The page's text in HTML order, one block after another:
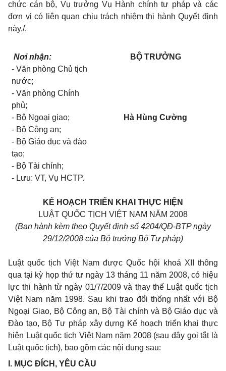
chức cán bộ, Vụ trưởng Vụ Hành chính tư pháp và các
đơn vị có liên quan chịu trách nhiệm thi hành Quyết định
này./.
Nơi nhận:
- Văn phòng Chủ tịch
nước;
- Văn phòng Chính
phủ;
- Bộ Ngoại giao;
- Bộ Công an;
- Bộ Giáo dục và đào
tạo;
- Bộ Tài chính;
- Lưu: VT, Vụ HCTP.
BỘ TRƯỞNG
Hà Hùng Cường
KẾ HOẠCH TRIỂN KHAI THỰC HIỆN
LUẬT QUỐC TỊCH VIỆT NAM NĂM 2008
(Ban hành kèm theo Quyết định số 4204/QĐ-BTP ngày
29/12/2008 của Bộ trưởng Bộ Tư pháp)
Luật quốc tịch Việt Nam được Quốc hội khoá XII thông
qua tại kỳ họp thứ tư ngày 13 tháng 11 năm 2008, có hiệu
lực thi hành từ ngày 01/7/2009 và thay thế Luật quốc tịch
Việt Nam năm 1998. Sau khi trao đổi thống nhất với Bộ
Ngoại Giao, Bộ Công an, Bộ Tài chính và Bộ Giáo dục và
Đào tạo, Bộ Tư pháp xây dựng Kế hoạch triển khai thực
hiện Luật quốc tịch Việt Nam năm 2008 (sau đây gọi tắt là
Luật quốc tịch), bao gồm các nội dung sau:
I. MỤC ĐÍCH, YÊU CẦU